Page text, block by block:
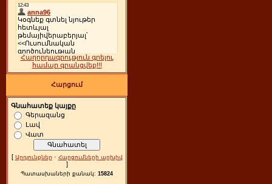
Հաղորդագրություն գրելու
համար գրանցվեք!!!
Հարցում
Գնահատեք կայքը
Գերազանց
Լավ
Վատ
[ Արդյունքներ · Հարցումների արխիվ
]
Պատասխաների քանակ: 15824